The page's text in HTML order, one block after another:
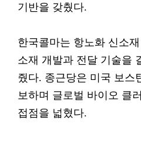
기반을 갖췄다.
한국콜마는 항노화 신소
소재 개발과 전달 기술을
줬다. 종근당은 미국 보스
보하며 글로벌 바이오 클
접점을 넓혔다.